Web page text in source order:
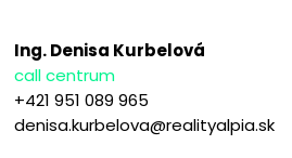
Ing. Denisa Kurbelová
call centrum
+421 951 089 965
denisa.kurbelova@realityalpia.sk